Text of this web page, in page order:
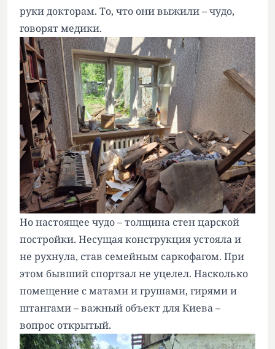
руки докторам. То, что они выжили – чудо,
говорят медики.
Но настоящее чудо – толщина стен царской
постройки. Несущая конструкция устояла и
не рухнула, став семейным саркофагом. При
этом бывший спортзал не уцелел. Насколько
помещение с матами и грушами, гирями и
штангами – важный объект для Киева –
вопрос открытый.